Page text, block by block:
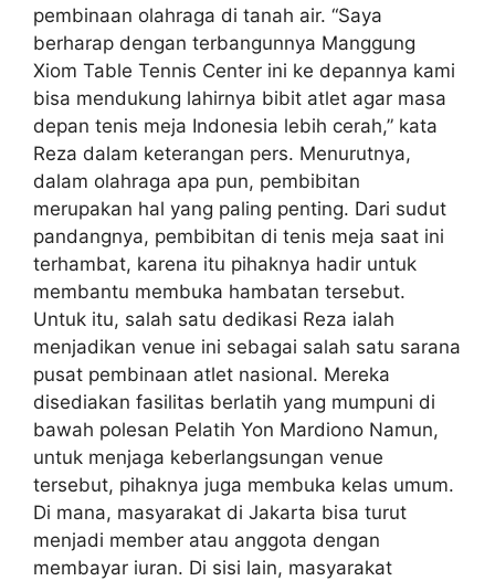
pembinaan olahraga di tanah air. “Saya
berharap dengan terbangunnya Manggung
Xiom Table Tennis Center ini ke depannya kami
bisa mendukung lahirnya bibit atlet agar masa
depan tenis meja Indonesia lebih cerah,” kata
Reza dalam keterangan pers. Menurutnya,
dalam olahraga apa pun, pembibitan
merupakan hal yang paling penting. Dari sudut
pandangnya, pembibitan di tenis meja saat ini
terhambat, karena itu pihaknya hadir untuk
membantu membuka hambatan tersebut.
Untuk itu, salah satu dedikasi Reza ialah
menjadikan venue ini sebagai salah satu sarana
pusat pembinaan atlet nasional. Mereka
disediakan fasilitas berlatih yang mumpuni di
bawah polesan Pelatih Yon Mardiono Namun,
untuk menjaga keberlangsungan venue
tersebut, pihaknya juga membuka kelas umum.
Di mana, masyarakat di Jakarta bisa turut
menjadi member atau anggota dengan
membayar iuran. Di sisi lain, masyarakat